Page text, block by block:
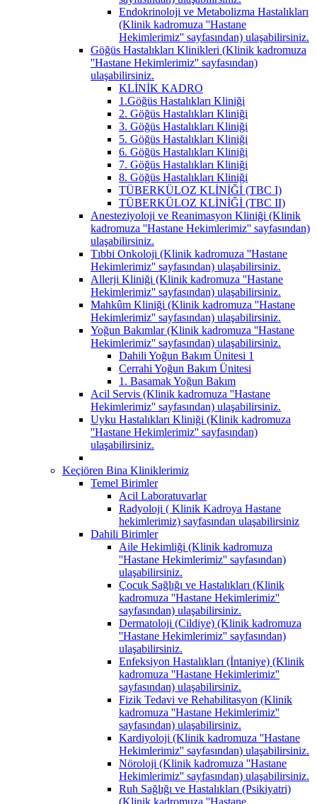
Endokrinoloji ve Metabolizma Hastalıkları
(Klinik kadromuza ''Hastane
Hekimlerimiz'' sayfasından) ulaşabilirsiniz.
Göğüs Hastalıkları Klinikleri (Klinik kadromuza
''Hastane Hekimlerimiz'' sayfasından)
ulaşabilirsiniz.
KLİNİK KADRO
1.Göğüs Hastalıkları Kliniği
2. Göğüs Hastalıkları Kliniği
3. Göğüs Hastalıkları Kliniği
5. Göğüs Hastalıkları Kliniği
6. Göğüs Hastalıkları Kliniği
7. Göğüs Hastalıkları Kliniği
8. Göğüs Hastalıkları Kliniği
TÜBERKÜLOZ KLİNİĞİ (TBC I)
TÜBERKÜLOZ KLİNİĞİ (TBC II)
Anesteziyoloji ve Reanimasyon Kliniği (Klinik
kadromuza ''Hastane Hekimlerimiz'' sayfasından)
ulaşabilirsiniz.
Tıbbi Onkoloji (Klinik kadromuza ''Hastane
Hekimlerimiz'' sayfasından) ulaşabilirsiniz.
Allerji Kliniği (Klinik kadromuza ''Hastane
Hekimlerimiz'' sayfasından) ulaşabilirsiniz.
Mahkûm Kliniği (Klinik kadromuza ''Hastane
Hekimlerimiz'' sayfasından) ulaşabilirsiniz.
Yoğun Bakımlar (Klinik kadromuza ''Hastane
Hekimlerimiz'' sayfasından) ulaşabilirsiniz.
Dahili Yoğun Bakım Ünitesi 1
Cerrahi Yoğun Bakım Ünitesi
1. Basamak Yoğun Bakım
Acil Servis (Klinik kadromuza ''Hastane
Hekimlerimiz'' sayfasından) ulaşabilirsiniz.
Uyku Hastalıkları Kliniği (Klinik kadromuza
''Hastane Hekimlerimiz'' sayfasından)
ulaşabilirsiniz.
Keçiören Bina Kliniklerimiz
Temel Birimler
Acil Laboratuvarlar
Radyoloji ( Klinik Kadroya Hastane
hekimlerimiz) sayfasından ulaşabilirsiniz
Dahili Birimler
Aile Hekimliği (Klinik kadromuza
''Hastane Hekimlerimiz'' sayfasından)
ulaşabilirsiniz.
Çocuk Sağlığı ve Hastalıkları (Klinik
kadromuza ''Hastane Hekimlerimiz''
sayfasından) ulaşabilirsiniz.
Dermatoloji (Cildiye) (Klinik kadromuza
''Hastane Hekimlerimiz'' sayfasından)
ulaşabilirsiniz.
Enfeksiyon Hastalıkları (İntaniye) (Klinik
kadromuza ''Hastane Hekimlerimiz''
sayfasından) ulaşabilirsiniz.
Fizik Tedavi ve Rehabilitasyon (Klinik
kadromuza ''Hastane Hekimlerimiz''
sayfasından) ulaşabilirsiniz.
Kardiyoloji (Klinik kadromuza ''Hastane
Hekimlerimiz'' sayfasından) ulaşabilirsiniz.
Nöroloji (Klinik kadromuza ''Hastane
Hekimlerimiz'' sayfasından) ulaşabilirsiniz.
Ruh Sağlığı ve Hastalıkları (Psikiyatri)
(Klinik kadromuza ''Hastane